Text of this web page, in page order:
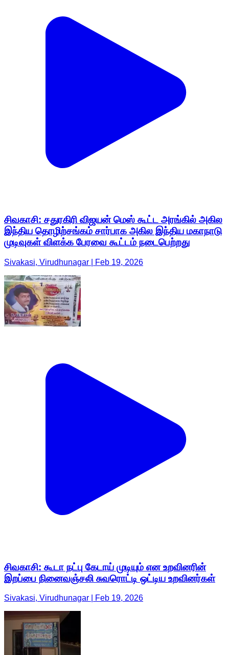
சிவகாசி: சதுரகிரி விஜயன் மெஸ் கூட்ட அரங்கில் அகில
இந்திய தொழிற்சங்கம் சார்பாக அகில இந்திய மகாநாடு
முடிவுகள் விளக்க பேரவை கூட்டம் நடைபெற்றது
Sivakasi, Virudhunagar | Feb 19, 2026
சிவகாசி: கூடா நட்பு கேடாய் முடியும் என உறவினரின்
இறப்பை நினைவஞ்சலி சுவரொட்டி ஒட்டிய உறவினர்கள்
Sivakasi, Virudhunagar | Feb 19, 2026